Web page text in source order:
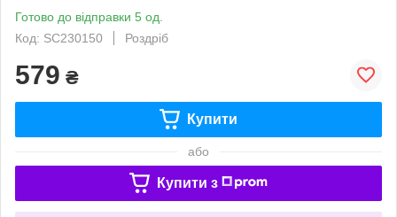
Готово до відправки 5 од.
Код: SC230150
Роздріб
579 ₴
Купити
або
Купити з